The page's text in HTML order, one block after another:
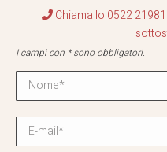
window
in
window
in
window
Chiama lo 0522
I campi con * sono obbligatori.